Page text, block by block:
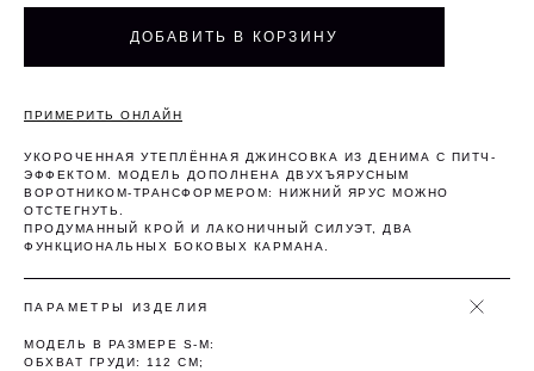
ДОБАВИТЬ В КОРЗИНУ
ПРИМЕРИТЬ ОНЛАЙН
УКОРОЧЕННАЯ УТЕПЛЁННАЯ ДЖИНСОВКА ИЗ ДЕНИМА С ПИТЧ-
ЭФФЕКТОМ. МОДЕЛЬ ДОПОЛНЕНА ДВУХЪЯРУСНЫМ
ВОРОТНИКОМ-ТРАНСФОРМЕРОМ: НИЖНИЙ ЯРУС МОЖНО
ОТСТЕГНУТЬ.
ПРОДУМАННЫЙ КРОЙ И ЛАКОНИЧНЫЙ СИЛУЭТ, ДВА
ФУНКЦИОНАЛЬНЫХ БОКОВЫХ КАРМАНА.
ПАРАМЕТРЫ ИЗДЕЛИЯ
МОДЕЛЬ В РАЗМЕРЕ S-M:
ОБХВАТ ГРУДИ: 112 СМ;
Оплата частями
картой любого банка, остальное — тремя
платежами раз в две недели.
сегодня
25%
недели
25%
недели
недель